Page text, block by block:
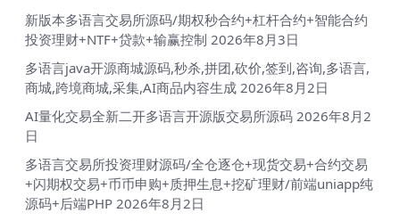
新版本多语言交易所源码/期权秒合约+杠杆合约+智能合约
投资理财+NTF+贷款+输赢控制 2026年8月3日
多语言java开源商城源码,秒杀,拼团,砍价,签到,咨询,多语言,
商城,跨境商城,采集,AI商品内容生成 2026年8月2日
AI量化交易全新二开多语言开源版交易所源码 2026年8月2
日
多语言交易所投资理财源码/全仓逐仓+现货交易+合约交易
+闪期权交易+币币申购+质押生息+挖矿理财/前端uniapp纯
源码+后端PHP 2026年8月2日